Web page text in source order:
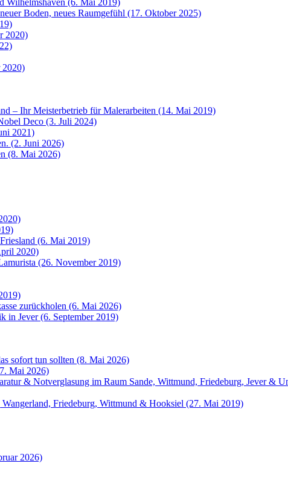
Boden, neues Raumgefühl (17. Oktober 2025)
2020)
2020)
– Ihr Meisterbetrieb für Malerarbeiten (14. Mai 2019)
Deco (3. Juli 2024)
2021)
(2. Juni 2026)
(8. Mai 2026)
(6. Mai 2019)
2020)
(26. November 2019)
zurückholen (6. Mai 2026)
in Jever (6. September 2019)
sofort tun sollten (8. Mai 2026)
Mai 2026)
& Notverglasung im Raum Sande, Wittmund, Friedeburg, Jever &
Wangerland, Friedeburg, Wittmund & Hooksiel (27. Mai 2019)
2026)